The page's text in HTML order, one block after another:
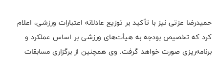
حمیدرضا عزتی نیز با تأکید بر توزیع عادلانه اعتبارات ورزشی، اعلام
کرد که تخصیص بودجه به هیأت‌های ورزشی بر اساس عملکرد و
برنامه‌ریزی صورت خواهد گرفت. وی همچنین از برگزاری مسابقات